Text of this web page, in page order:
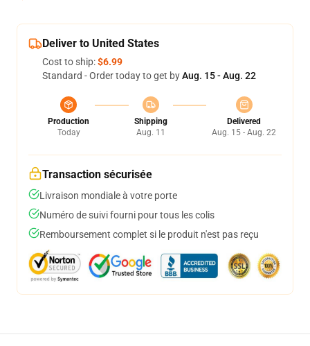
Deliver to United States
Cost to ship:$6.99
Standard - Order today to get byAug. 15 - Aug. 22
Production
Today
Shipping
Aug. 11
Delivered
Aug. 15 - Aug. 22
Transaction sécurisée
Livraison mondiale à votre porte
Numéro de suivi fourni pour tous les colis
Remboursement complet si le produit n'est pas reçu